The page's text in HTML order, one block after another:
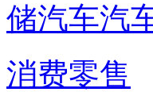
储汽车汽
消费零售